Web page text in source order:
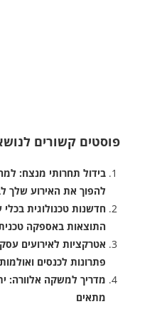
פוסטים קשורים
בידול תחרותי מנצח:
להפוך את האירוע שלך
חדשנות טכנולוגית
התוצאות באספקה
אטרקציות לאירועים
פתרונות לכנסים ואולמות
מדריך למשקה אלוורה:
מתאים